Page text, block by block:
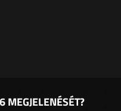
MEGJELENÉSÉT?